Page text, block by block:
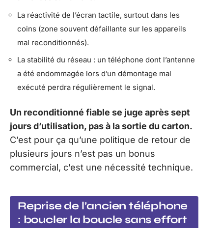
La réactivité de l’écran tactile, surtout dans les
coins (zone souvent défaillante sur les appareils
mal reconditionnés).
La stabilité du réseau : un téléphone dont l’antenne
a été endommagée lors d’un démontage mal
exécuté perdra régulièrement le signal.
Un reconditionné fiable se juge après sept
jours d’utilisation, pas à la sortie du carton.
C’est pour ça qu’une politique de retour de
plusieurs jours n’est pas un bonus
commercial, c’est une nécessité technique.
Reprise de l’ancien téléphone
: boucler la boucle sans effort